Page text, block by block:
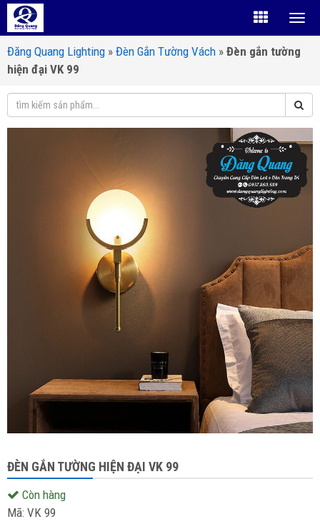
Đăng Quang Lighting » Đèn Gắn Tường Vách » Đèn gắn tường
hiện đại VK 99
ĐÈN GẮN TƯỜNG HIỆN ĐẠI VK 99
Còn hàng
Mã: VK 99